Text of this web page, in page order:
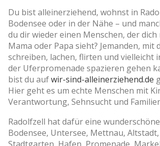
Du bist alleinerziehend, wohnst in
Bodensee oder in der Nähe – und
du dir wieder einen Menschen, der
Mama oder Papa sieht? Jemanden, mit
schreiben, lachen, flirten und vielleicht
der Uferpromenade spazieren gehen
bist du aufwir-sind-alleinerziehend.de
Hier geht es um echte Menschen mit
Verantwortung, Sehnsucht und
Radolfzell hat dafür eine
Bodensee, Untersee, Mettnau,